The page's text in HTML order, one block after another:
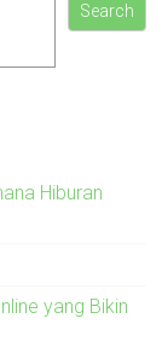
Search
Hiburan
yang Bikin